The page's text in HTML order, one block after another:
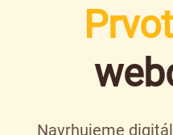
Navrhujeme